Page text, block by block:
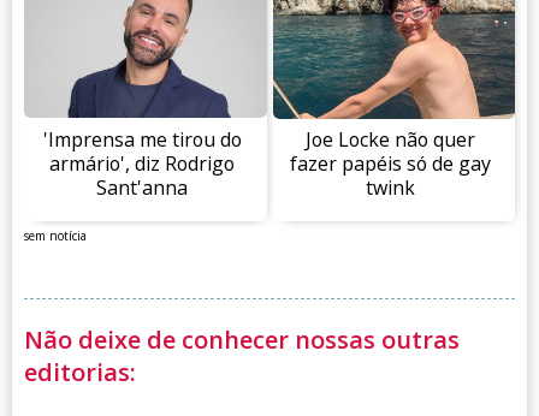
'Imprensa me tirou do
armário', diz Rodrigo
Sant'anna
Joe Locke não quer
fazer papéis só de gay
twink
sem notícia
Não deixe de conhecer nossas outras
editorias: